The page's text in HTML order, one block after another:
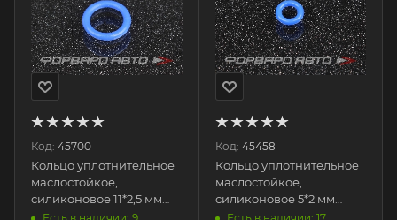
Код: 45700
Кольцо уплотнительное
маслостойкое,
силиконовое 11*2,5 мм
AUTOBAHN88
Код: 45458
Кольцо уплотнительное
маслостойкое,
силиконовое 5*2 мм
AUTOBAHN88